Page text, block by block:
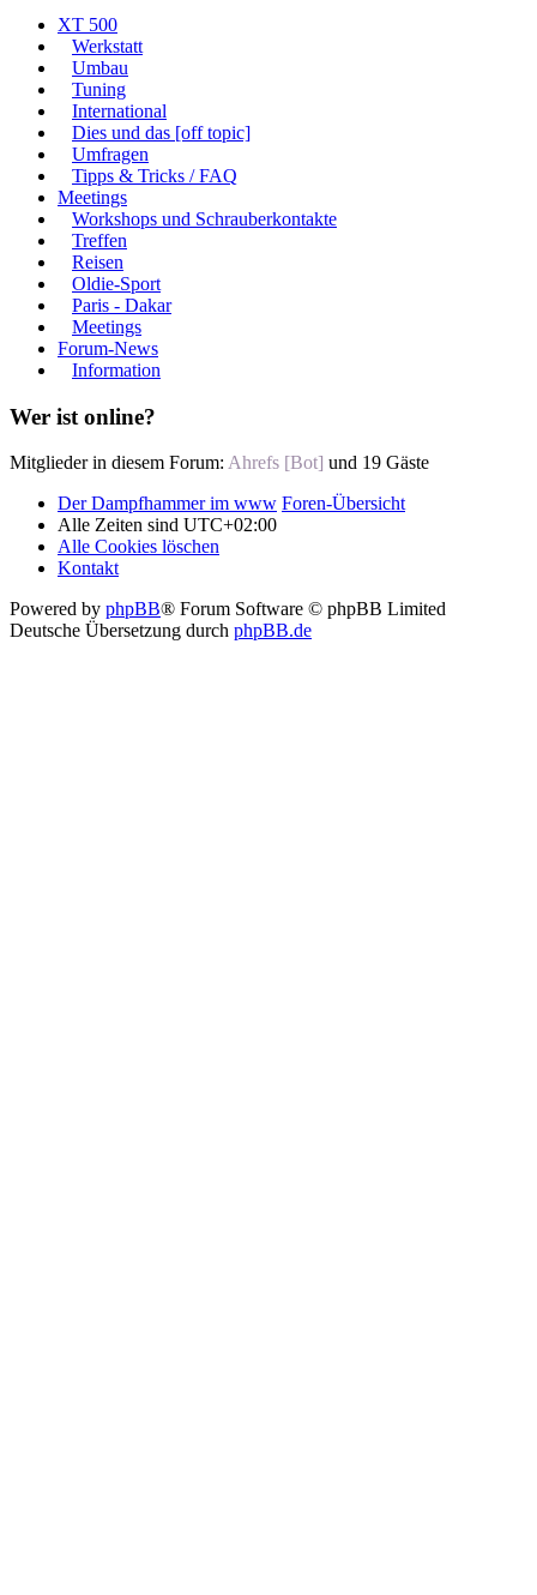
XT 500
Werkstatt
Umbau
Tuning
International
Dies und das [off topic]
Umfragen
Tipps & Tricks / FAQ
Meetings
Workshops und Schrauberkontakte
Treffen
Reisen
Oldie-Sport
Paris - Dakar
Meetings
Forum-News
Information
Wer ist online?
Mitglieder in diesem Forum: Ahrefs [Bot] und 19 Gäste
Der Dampfhammer im www Foren-Übersicht
Alle Zeiten sind UTC+02:00
Alle Cookies löschen
Kontakt
Powered by phpBB® Forum Software © phpBB Limited
Deutsche Übersetzung durch phpBB.de